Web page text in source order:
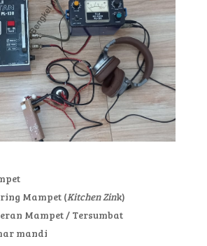
Mampet (Kitchen Zink)
Mampet / Tersumbat
mandi